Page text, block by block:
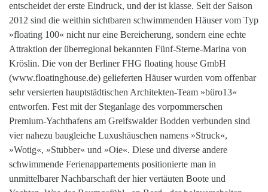
entscheidet der erste Eindruck, und der ist klasse. Seit der Saison
2012 sind die weithin sichtbaren schwimmenden Häuser vom Typ
»floating 100« nicht nur eine Bereicherung, sondern eine echte
Attraktion der überregional bekannten Fünf-Sterne-Marina von
Kröslin. Die von der Berliner FHG floating house GmbH
(www.floatinghouse.de) gelieferten Häuser wurden vom offenbar
sehr versierten hauptstädtischen Architekten-Team »büro13«
entworfen. Fest mit der Steganlage des vorpommerschen
Premium-Yachthafens am Greifswalder Bodden verbunden sind
vier nahezu baugleiche Luxushäuschen namens »Struck«,
»Wotig«, »Stubber« und »Oie«. Diese und diverse andere
schwimmende Ferienappartements positionierte man in
unmittelbarer Nachbarschaft der hier vertäuten Boote und